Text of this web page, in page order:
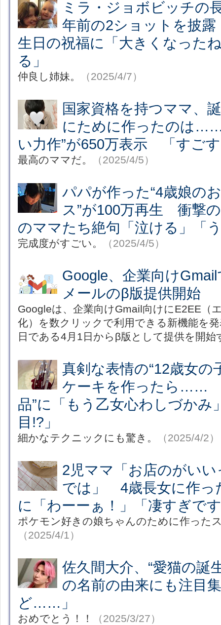
ミラ・ジョボビッチの
年前の2ショットを披
生日の祝福に「大きくなった
る」
仲良し姉妹。 （2025/4/7）
国家資格を持つママ、
にために作ったのは
い力作”が650万表示 「すご
最高のママだ。 （2025/4/5）
パパが作った“4歳娘の
ス”が100万再生 衝撃の
のママたち絶句「泣ける」「
完成度がすごい。 （2025/4/5）
Google、企業向け
メールのβ版提供開始
Googleは、企業向けGmail向けにE2EE（
化）を数クリックで利用できる新機能を
日である4月1日からβ版として提供を開始
真剣な表情の“12歳女
ケーキを作ったら……
品”に「もう乙女心わしづかみ
目!?」
細かなテクニックにも驚き。 （2025/4/2）
2児ママ「お店のがい
では」 4歳長女に作っ
に「わーーぁ！」「凄すぎで
ポケモン好きの娘ちゃんのために作った
（2025/4/1）
佐久間大介、“愛猫の
の名前の由来にも注目
ど……」
おめでとう！！ （2025/3/27）